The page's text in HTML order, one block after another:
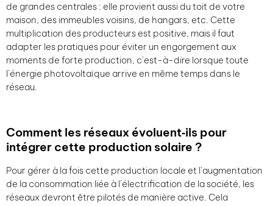
de grandes centrales : elle provient aussi du toit de votre
maison, des immeubles voisins, de hangars, etc. Cette
multiplication des producteurs est positive, mais il faut
adapter les pratiques pour éviter un engorgement aux
moments de forte production, c’est-à-dire lorsque toute
l’énergie photovoltaïque arrive en même temps dans le
réseau.
Comment les réseaux évoluent‑ils pour
intégrer cette production solaire ?
Pour gérer à la fois cette production locale et l’augmentation
de la consommation liée à l’électrification de la société, les
réseaux devront être pilotés de manière active. Cela